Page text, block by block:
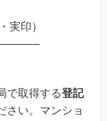
実印）
で取得する登記
さい。マンショ